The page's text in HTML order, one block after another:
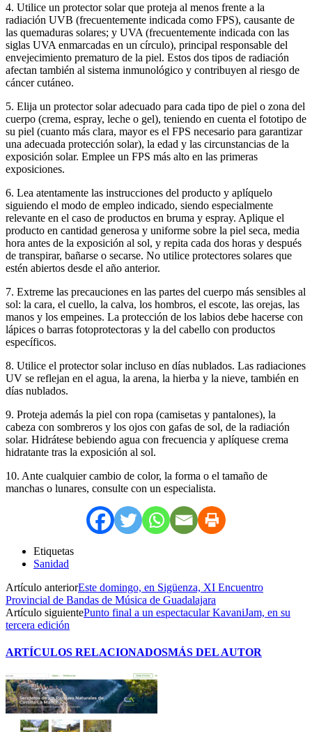
4. Utilice un protector solar que proteja al menos frente a la
radiación UVB (frecuentemente indicada como FPS), causante de
las quemaduras solares; y UVA (frecuentemente indicada con las
siglas UVA enmarcadas en un círculo), principal responsable del
envejecimiento prematuro de la piel. Estos dos tipos de radiación
afectan también al sistema inmunológico y contribuyen al riesgo de
cáncer cutáneo.
5. Elija un protector solar adecuado para cada tipo de piel o zona del
cuerpo (crema, espray, leche o gel), teniendo en cuenta el fototipo de
su piel (cuanto más clara, mayor es el FPS necesario para garantizar
una adecuada protección solar), la edad y las circunstancias de la
exposición solar. Emplee un FPS más alto en las primeras
exposiciones.
6. Lea atentamente las instrucciones del producto y aplíquelo
siguiendo el modo de empleo indicado, siendo especialmente
relevante en el caso de productos en bruma y espray. Aplique el
producto en cantidad generosa y uniforme sobre la piel seca, media
hora antes de la exposición al sol, y repita cada dos horas y después
de transpirar, bañarse o secarse. No utilice protectores solares que
estén abiertos desde el año anterior.
7. Extreme las precauciones en las partes del cuerpo más sensibles al
sol: la cara, el cuello, la calva, los hombros, el escote, las orejas, las
manos y los empeines. La protección de los labios debe hacerse con
lápices o barras fotoprotectoras y la del cabello con productos
específicos.
8. Utilice el protector solar incluso en días nublados. Las radiaciones
UV se reflejan en el agua, la arena, la hierba y la nieve, también en
días nublados.
9. Proteja además la piel con ropa (camisetas y pantalones), la
cabeza con sombreros y los ojos con gafas de sol, de la radiación
solar. Hidrátese bebiendo agua con frecuencia y aplíquese crema
hidratante tras la exposición al sol.
10. Ante cualquier cambio de color, la forma o el tamaño de
manchas o lunares, consulte con un especialista.
Etiquetas
Sanidad
Artículo anteriorEste domingo, en Sigüenza, XI Encuentro
Provincial de Bandas de Música de Guadalajara
Artículo siguientePunto final a un espectacular KavaniJam, en su
tercera edición
ARTÍCULOS RELACIONADOSMÁS DEL AUTOR